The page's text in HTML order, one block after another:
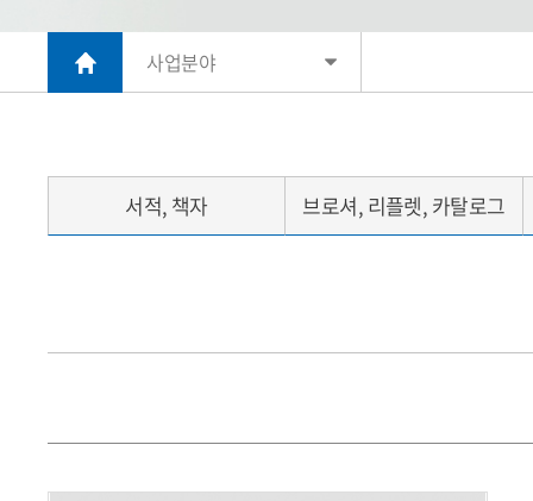
사업분야
서적, 책자 브로셔, 리플렛, 카탈로그